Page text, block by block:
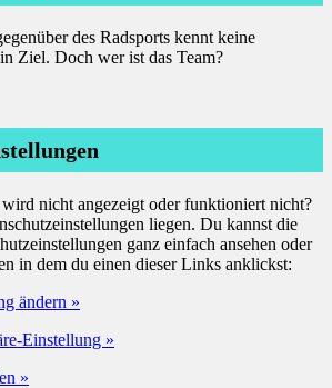
des Radsports kennt keine
Ziel. Doch wer ist das Team?
nicht angezeigt oder funktioniert nicht?
liegen. Du kannst die
ganz einfach ansehen oder
in dem du einen dieser Links anklickst:
ändern »
Einstellung »
»